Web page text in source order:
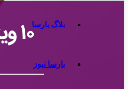
بلاگ بارسا
بارسا نیوز